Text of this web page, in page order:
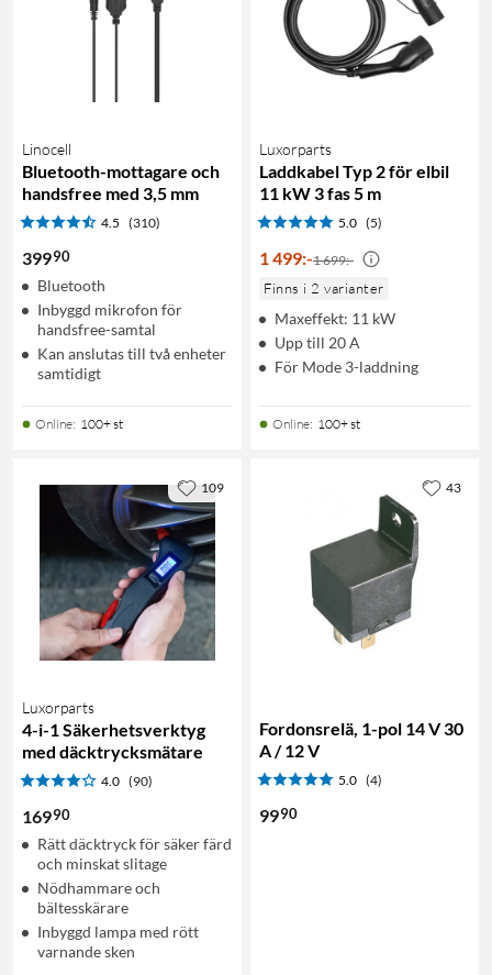
Linocell
Bluetooth-mottagare och
handsfree med 3,5 mm
4.5 (310)
39990
Bluetooth
Inbyggd mikrofon för
handsfree-samtal
Kan anslutas till två enheter
samtidigt
Online: 100+ st
Luxorparts
Laddkabel Typ 2 för elbil
11 kW 3 fas 5 m
5.0 (5)
1 499:-1 699:-
Finns i 2 varianter
Maxeffekt: 11 kW
Upp till 20 A
För Mode 3-laddning
Online: 100+ st
Luxorparts
4-i-1 Säkerhetsverktyg
med däcktrycksmätare
4.0 (90)
16990
Rätt däcktryck för säker färd
och minskat slitage
Nödhammare och
bältesskärare
Inbyggd lampa med rött
varnande sken
109
Fordonsrelä, 1-pol 14 V 30
A / 12 V
5.0 (4)
9990
43